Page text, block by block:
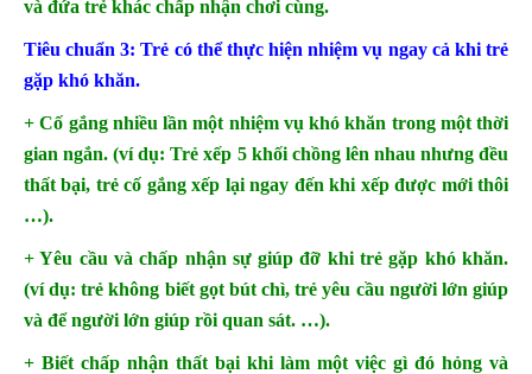
và đứa trẻ khác chấp nhận chơi cùng.
Tiêu chuẩn 3: Trẻ có thể thực hiện nhiệm vụ ngay cả khi trẻ
gặp khó khăn.
+ Cố gắng nhiều lần một nhiệm vụ khó khăn trong một thời
gian ngắn. (ví dụ: Trẻ xếp 5 khối chồng lên nhau nhưng đều
thất bại, trẻ cố gắng xếp lại ngay đến khi xếp được mới thôi
…).
+ Yêu cầu và chấp nhận sự giúp đỡ khi trẻ gặp khó khăn.
(ví dụ: trẻ không biết gọt bút chì, trẻ yêu cầu người lớn giúp
và để người lớn giúp rồi quan sát. …).
+ Biết chấp nhận thất bại khi làm một việc gì đó hỏng và